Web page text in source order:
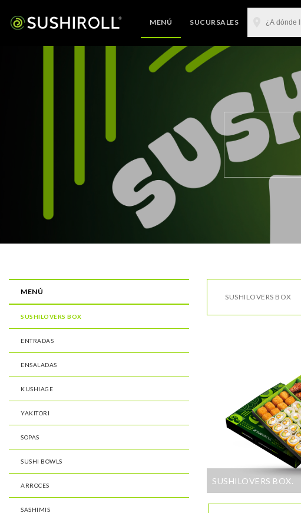
MENÚ SUCURSALES
SUSHILOVERS BOX
SUSHILOVERS BOX.
MENÚ
SUSHILOVERS BOX
ENTRADAS
ENSALADAS
KUSHIAGE
YAKITORI
SOPAS
SUSHI BOWLS
ARROCES
SASHIMIS